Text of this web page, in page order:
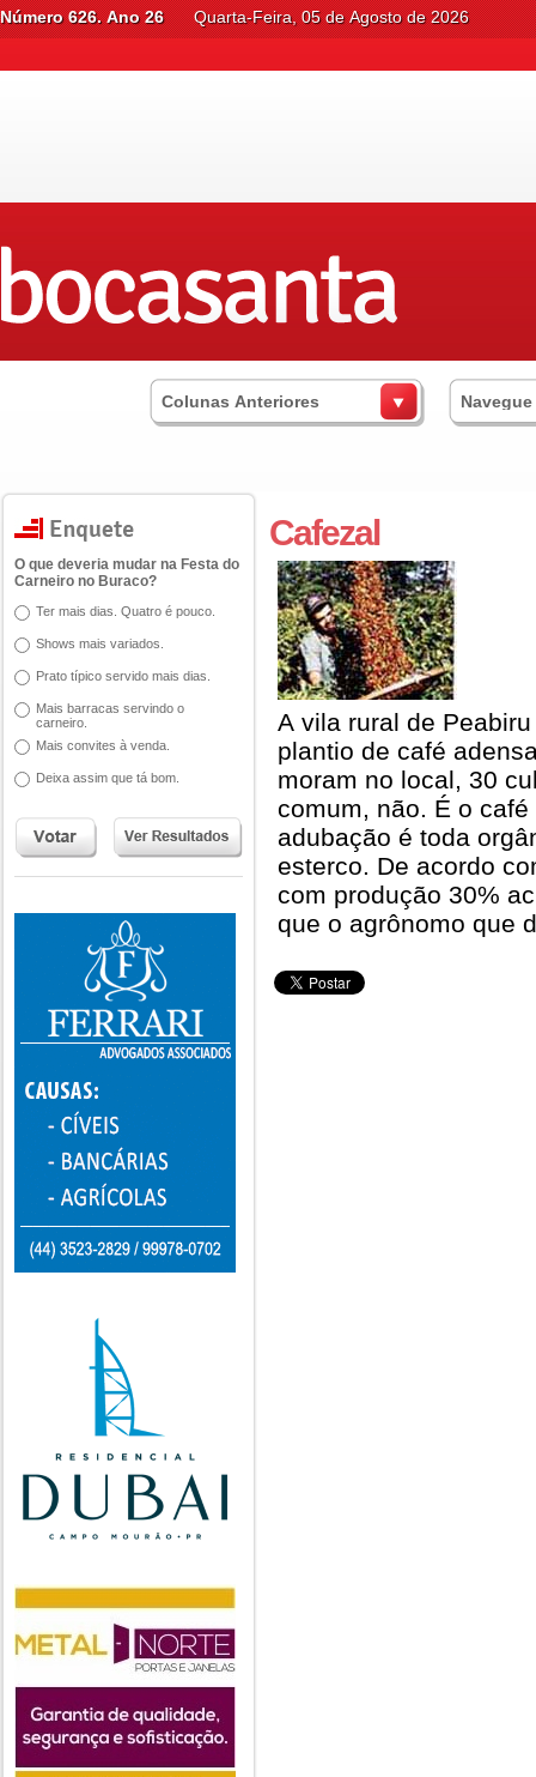
Número 626. Ano 26 Quarta-Feira, 05 de Agosto de 2026
Colunas Anteriores
O que deveria mudar na Festa do
Carneiro no Buraco?
Ter mais dias. Quatro é pouco.
Shows mais variados.
Prato típico servido mais dias.
Mais barracas servindo o
carneiro.
Mais convites à venda.
Deixa assim que tá bom.
Cafezal
A vila rural de
plantio de café
moram no local, 30
comum, não. É o
adubação é toda
esterco. De acordo
com produção 30%
que o agrônomo que